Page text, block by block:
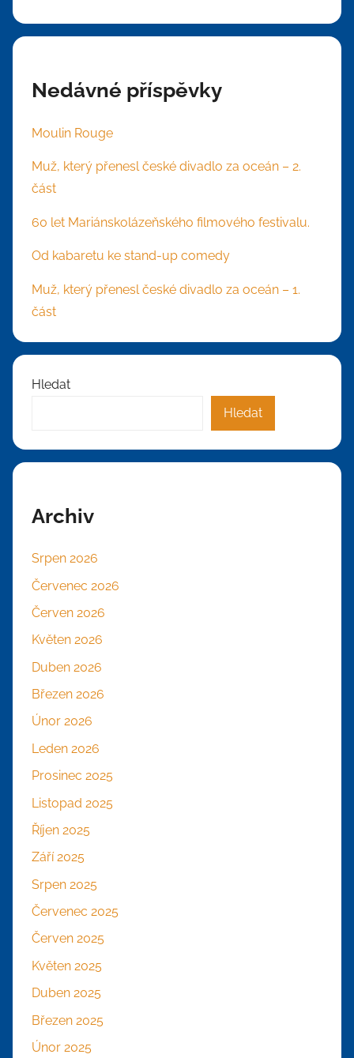
Nedávné příspěvky
Moulin Rouge
Muž, který přenesl české divadlo za oceán – 2.
část
60 let Mariánskolázeňského filmového festivalu.
Od kabaretu ke stand-up comedy
Muž, který přenesl české divadlo za oceán – 1.
část
Hledat
Hledat
Archiv
Srpen 2026
Červenec 2026
Červen 2026
Květen 2026
Duben 2026
Březen 2026
Únor 2026
Leden 2026
Prosinec 2025
Listopad 2025
Říjen 2025
Září 2025
Srpen 2025
Červenec 2025
Červen 2025
Květen 2025
Duben 2025
Březen 2025
Únor 2025